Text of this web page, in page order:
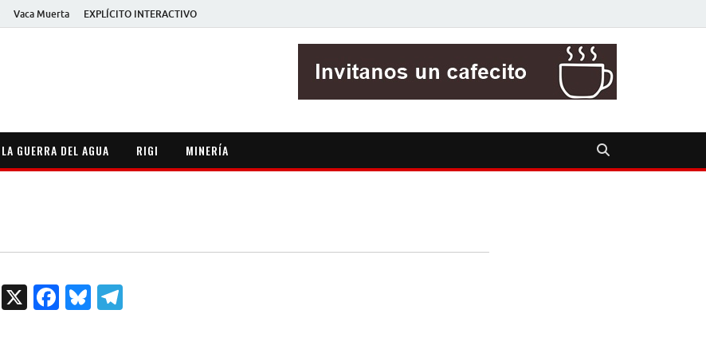
Vaca Muerta EXPLÍCITO INTERACTIVO
LA GUERRA DEL AGUA RIGI MINERÍA
W X F
B